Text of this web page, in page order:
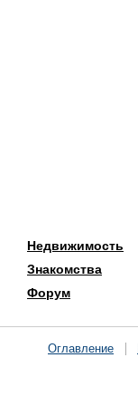
Недвижимость
Знакомства
Форум
Оглавление